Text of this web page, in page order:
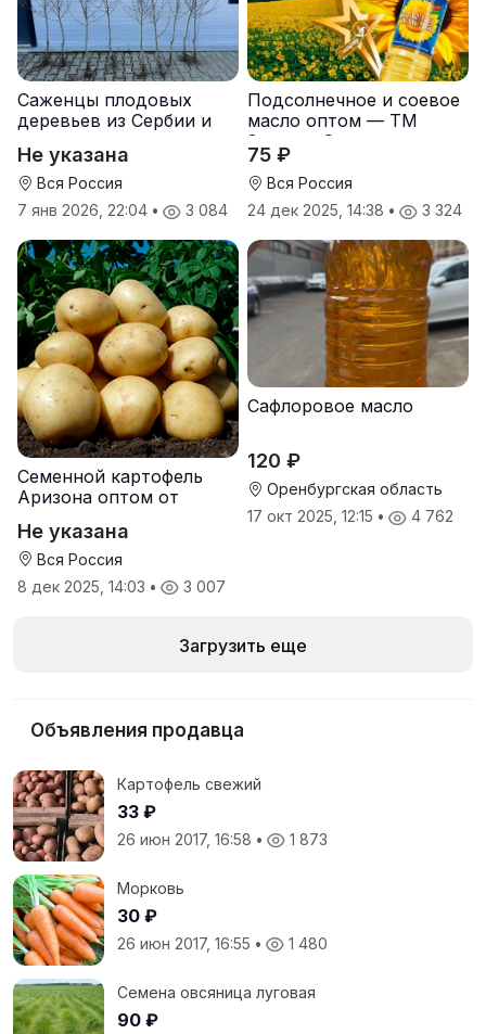
Саженцы плодовых
деревьев из Сербии и
Не указана
Вся Россия
7 янв 2026, 22:04 • 3 084
Подсолнечное и соевое
масло оптом — ТМ
Золотая Семечка
75 ₽
Вся Россия
24 дек 2025, 14:38 • 3 324
Семенной картофель
Аризона оптом от
Не указана
Вся Россия
8 дек 2025, 14:03 • 3 007
Сафлоровое масло
120 ₽
Оренбургская область
17 окт 2025, 12:15 • 4 762
Загрузить еще
Объявления продавца
Картофель свежий
33 ₽
26 июн 2017, 16:58 • 1 873
Морковь
30 ₽
26 июн 2017, 16:55 • 1 480
Семена овсяница луговая
90 ₽